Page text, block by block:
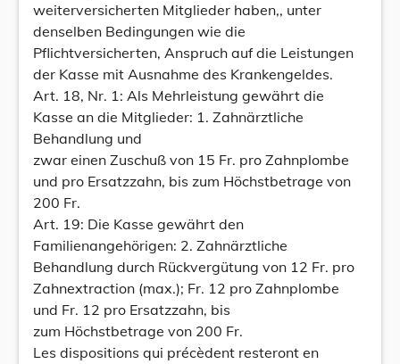
weiterversicherten Mitglieder haben,, unter
denselben Bedingungen wie die
Pflichtversicherten, Anspruch auf die Leistungen
der Kasse mit Ausnahme des Krankengeldes.
Art. 18, Nr. 1: Als Mehrleistung gewährt die
Kasse an die Mitglieder: 1. Zahnärztliche
Behandlung und
zwar einen Zuschuß von 15 Fr. pro Zahnplombe
und pro Ersatzzahn, bis zum Höchstbetrage von
200 Fr.
Art. 19: Die Kasse gewährt den
Familienangehörigen: 2. Zahnärztliche
Behandlung durch Rückvergütung von 12 Fr. pro
Zahnextraction (max.); Fr. 12 pro Zahnplombe
und Fr. 12 pro Ersatzzahn, bis
zum Höchstbetrage von 200 Fr.
Les dispositions qui précèdent resteront en